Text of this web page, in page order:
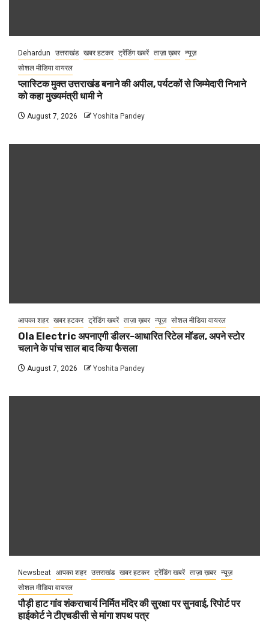
Dehardun उत्तराखंड खबर हटकर ट्रेंडिंग खबरें ताज़ा ख़बर न्यूज़
सोशल मीडिया वायरल
प्लास्टिक मुक्त उत्तराखंड बनाने की अपील, पर्यटकों से जिम्मेदारी निभाने
को कहा मुख्यमंत्री धामी ने
August 7, 2026 Yoshita Pandey
आपका शहर खबर हटकर ट्रेंडिंग खबरें ताज़ा ख़बर न्यूज़ सोशल मीडिया वायरल
Ola Electric अपनाएगी डीलर-आधारित रिटेल मॉडल, अपने स्टोर
चलाने के पांच साल बाद किया फैसला
August 7, 2026 Yoshita Pandey
Newsbeat आपका शहर उत्तराखंड खबर हटकर ट्रेंडिंग खबरें ताज़ा ख़बर न्यूज़
सोशल मीडिया वायरल
पौड़ी हाट गांव शंकराचार्य निर्मित मंदिर की सुरक्षा पर सुनवाई, रिपोर्ट पर
हाईकोर्ट ने टीएचडीसी से मांगा शपथ पत्र